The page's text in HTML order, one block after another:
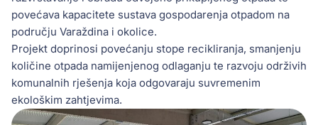
povećava kapacitete sustava gospodarenja otpadom na
području Varaždina i okolice.
Projekt doprinosi povećanju stope recikliranja, smanjenju
količine otpada namijenjenog odlaganju te razvoju održivih
komunalnih rješenja koja odgovaraju suvremenim
ekološkim zahtjevima.